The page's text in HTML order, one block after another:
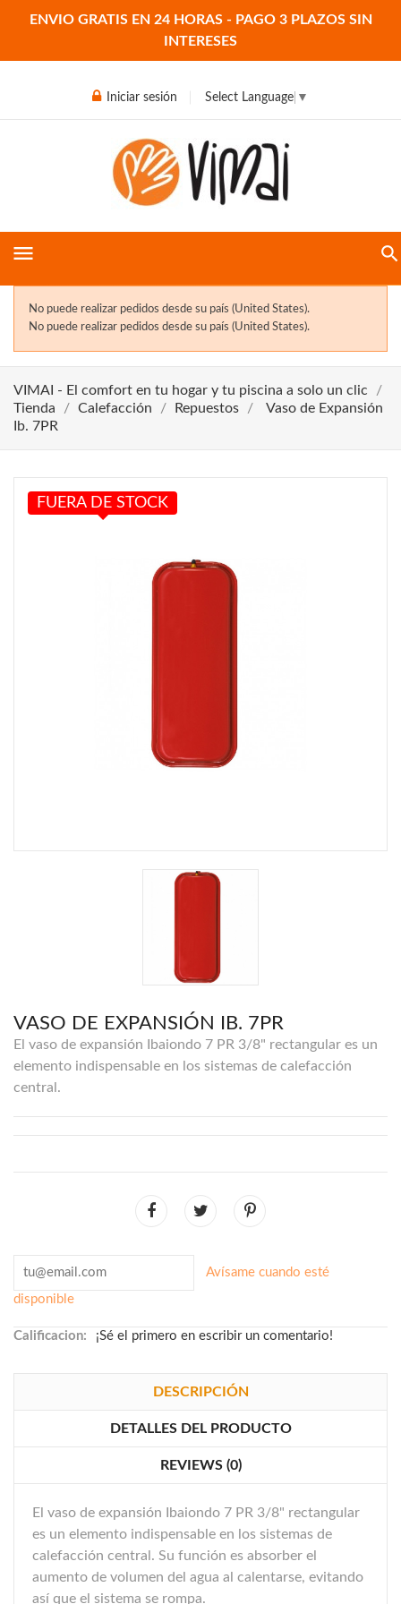
ENVIO GRATIS EN 24 HORAS - PAGO 3 PLAZOS SIN
INTERESES
Iniciar sesión Select Language ▼
menu
No puede realizar pedidos desde su país (United States).
No puede realizar pedidos desde su país (United States).
VIMAI - El comfort en tu hogar y tu piscina a solo un clic
Tienda
Calefacción Repuestos
Vaso de Expansión
Ib. 7PR
FUERA DE STOCK
VASO DE EXPANSIÓN IB. 7PR
El vaso de expansión Ibaiondo 7 PR 3/8" rectangular es un
elemento indispensable en los sistemas de calefacción
central.
Avísame cuando esté
disponible
Calificacion: ¡Sé el primero en escribir un comentario!
DESCRIPCIÓN
DETALLES DEL PRODUCTO
REVIEWS (0)
El vaso de expansión Ibaiondo 7 PR 3/8" rectangular
es un elemento indispensable en los sistemas de
calefacción central. Su función es absorber el
aumento de volumen del agua al calentarse, evitando
así que el sistema se rompa.